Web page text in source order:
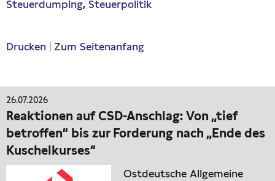
Steuerdumping Steuerpolitik
Drucken Zum Seitenanfang
26.07.2026
Reaktionen auf CSD-Anschlag: Von „tief
betroffen“ bis zur Forderung nach „Ende des
Kuschelkurses“
Ostdeutsche Allgemeine